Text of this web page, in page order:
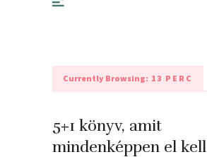
Currently Browsing: 13 PERC
5+1 könyv, amit
mindenképpen el kell